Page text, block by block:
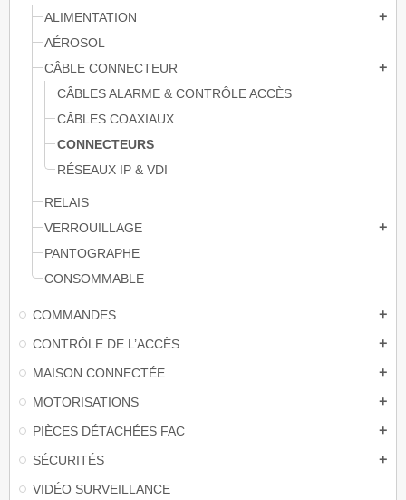
ALIMENTATION add
AÉROSOL
CÂBLE CONNECTEUR
add
CÂBLES ALARME & CONTRÔLE ACCÈS
CÂBLES COAXIAUX
CONNECTEURS
RÉSEAUX IP & VDI
RELAIS
VERROUILLAGE
add
PANTOGRAPHE
CONSOMMABLE
COMMANDES add
CONTRÔLE DE L’ACCÈS add
MAISON CONNECTÉE add
MOTORISATIONS add
PIÈCES DÉTACHÉES FAC add
SÉCURITÉS add
VIDÉO SURVEILLANCE